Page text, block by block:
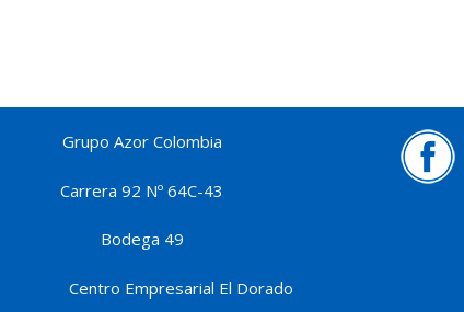
Grupo Azor Colombia
Carrera 92 Nº 64C-43
Bodega 49
Centro Empresarial El Dorado